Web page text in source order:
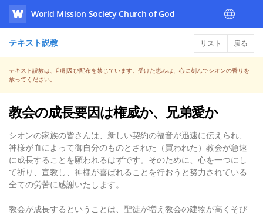
WATV
World Mission Society Church of God
テキスト説教 リスト 戻る
テキスト説教は、印刷及び配布を禁じています。受けた恵みは、心に刻んでシオンの香りを
放ってください。
教会の成長要因は権威か、兄弟愛か
シオンの家族の皆さんは、新しい契約の福音が迅速に伝えられ、
神様が血によって御自分のものとされた（買われた）教会が急速
に成長することを願われるはずです。そのために、心を一つにし
て祈り、宣教し、神様が喜ばれることを行おうと努力されている
全ての労苦に感謝いたします。
教会が成長するということは、聖徒が増え教会の建物が高くそび